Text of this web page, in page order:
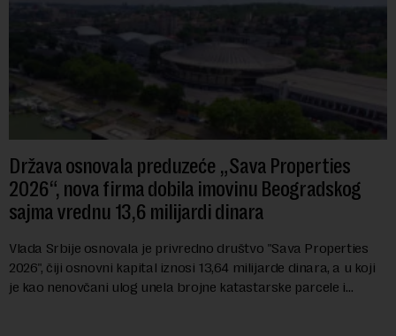
Država osnovala preduzeće „Sava Properties
2026“, nova firma dobila imovinu Beogradskog
sajma vrednu 13,6 milijardi dinara
Vlada Srbije osnovala je privredno društvo "Sava Properties
2026", čiji osnovni kapital iznosi 13,64 milijarde dinara, a u koji
je kao nenovčani ulog unela brojne katastarske parcele i